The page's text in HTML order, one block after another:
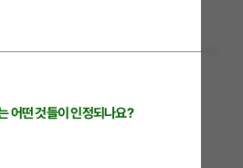
어떤 것들이 인정되나요?